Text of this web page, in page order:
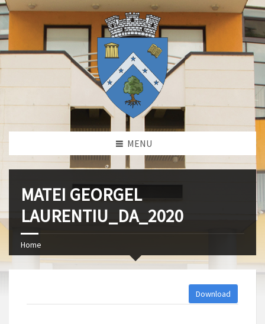
MENU
MATEI GEORGEL
LAURENTIU_DA_2020
Home
Download